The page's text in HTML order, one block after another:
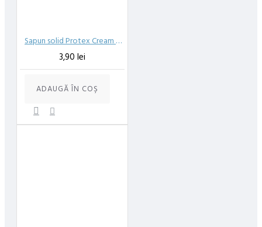
Sapun solid Protex Cream 90 g
3,90 lei
ADAUGĂ ÎN COŞ